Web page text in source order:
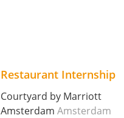
Restaurant Internship
Courtyard by Marriott
Amsterdam Amsterdam